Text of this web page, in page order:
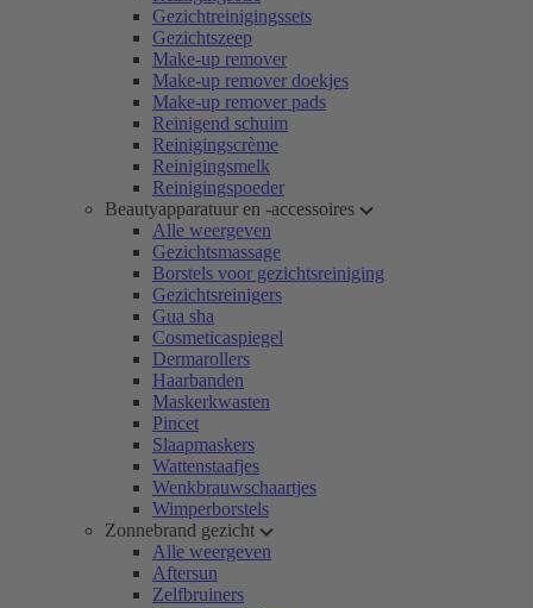
Gezichtreinigingssets
Gezichtszeep
Make-up remover
Make-up remover doekjes
Make-up remover pads
Reinigend schuim
Reinigingscrème
Reinigingsmelk
Reinigingspoeder
Beautyapparatuur en -accessoires
Alle weergeven
Gezichtsmassage
Borstels voor gezichtsreiniging
Gezichtsreinigers
Gua sha
Cosmeticaspiegel
Dermarollers
Haarbanden
Maskerkwasten
Pincet
Slaapmaskers
Wattenstaafjes
Wenkbrauwschaartjes
Wimperborstels
Zonnebrand gezicht
Alle weergeven
Aftersun
Zelfbruiners